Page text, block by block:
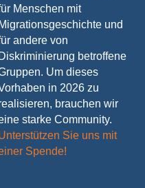
Menschen mit
Migrationsgeschichte und
andere von
Diskriminierung betroffene
Um dieses
in 2026 zu
brauchen wir
starke Community.
Sie uns mit
Spende!